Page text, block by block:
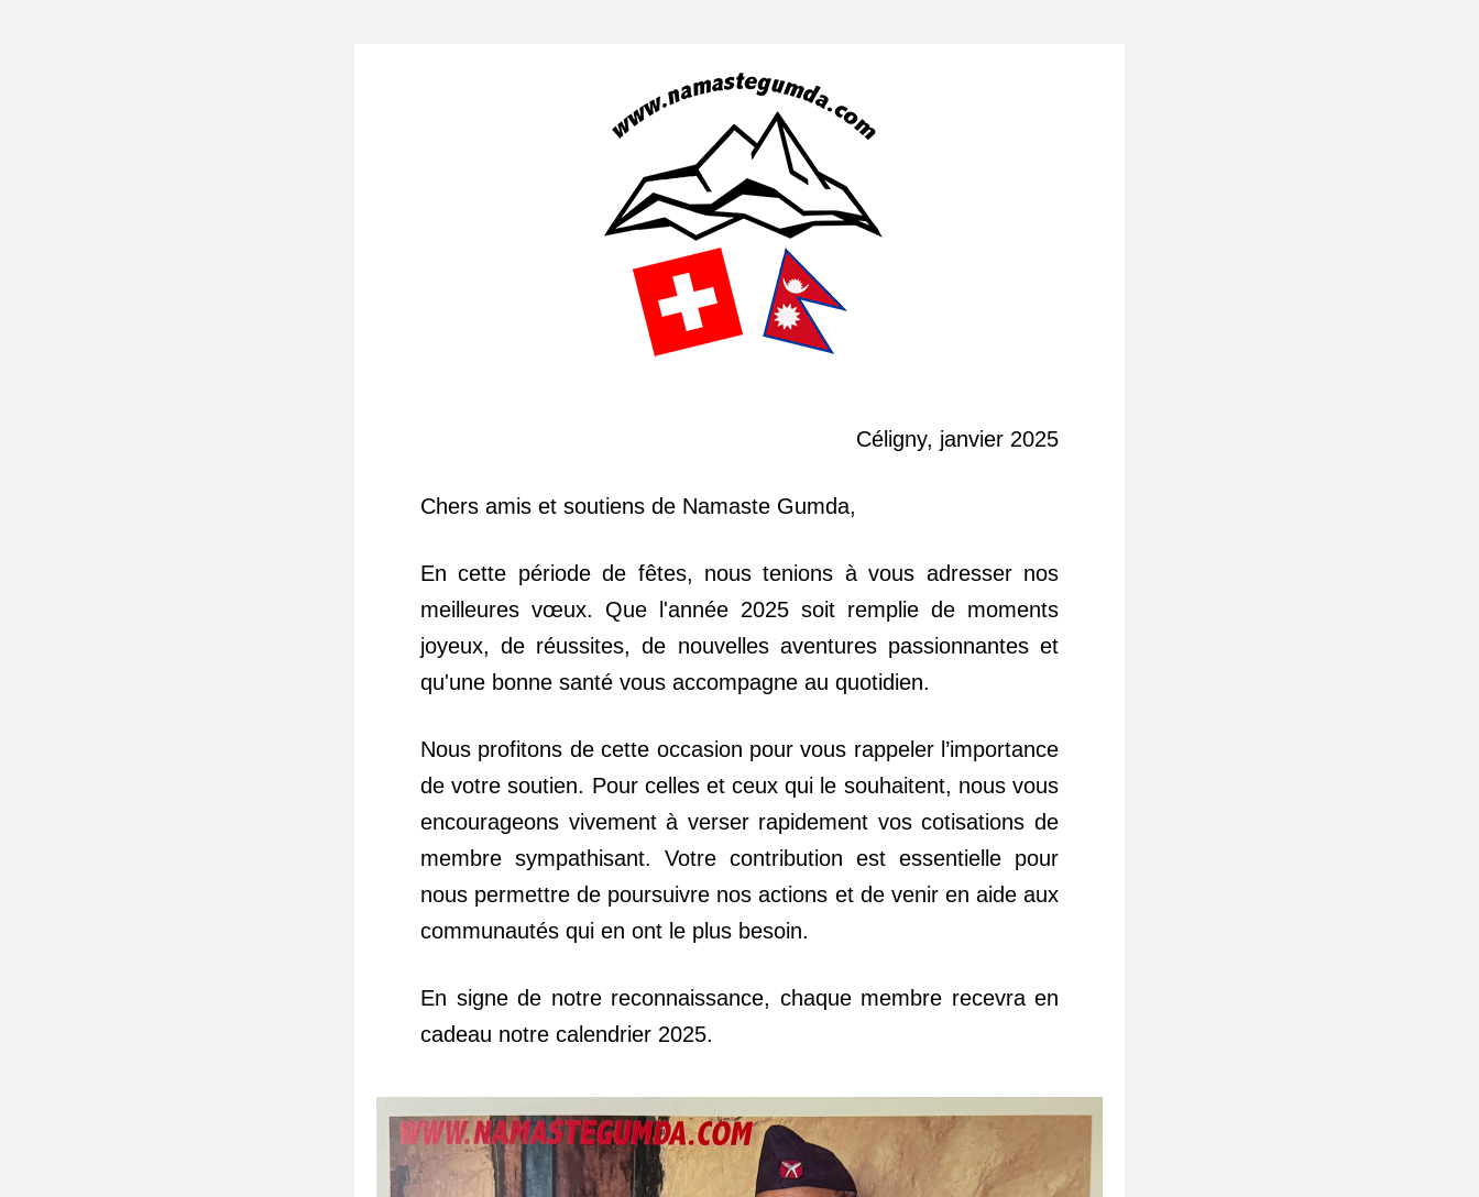
Céligny, janvier 2025
Chers amis et soutiens de Namaste Gumda,
En cette période de fêtes, nous tenions à vous adresser nos
meilleures vœux. Que l'année 2025 soit remplie de moments
joyeux, de réussites, de nouvelles aventures passionnantes et
qu'une bonne santé vous accompagne au quotidien.
Nous profitons de cette occasion pour vous rappeler l’importance
de votre soutien. Pour celles et ceux qui le souhaitent, nous vous
encourageons vivement à verser rapidement vos cotisations de
membre sympathisant. Votre contribution est essentielle pour
nous permettre de poursuivre nos actions et de venir en aide aux
communautés qui en ont le plus besoin.
En signe de notre reconnaissance, chaque membre recevra en
cadeau notre calendrier 2025.